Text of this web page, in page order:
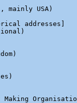
mainly USA)
addresses]